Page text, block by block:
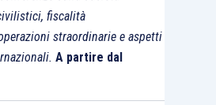
potenziale al
daprofessionisti
l’attestazione della
degli edifici di cui al
fiscalità
straordinarie e aspetti
A partire dal